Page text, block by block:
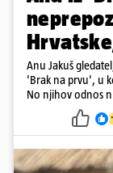
Anu Jakuš
'Brak na prvu', u
No njihov odnos